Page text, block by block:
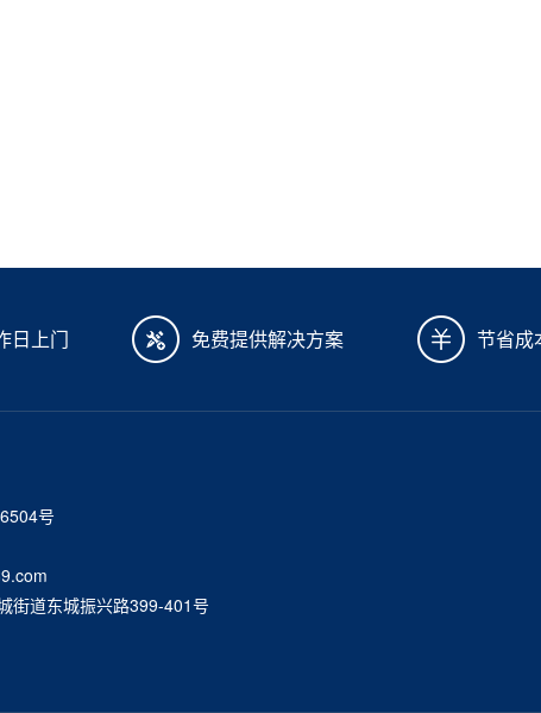
日上门 免费提供解决方案 节省成
号
街道东城振兴路399-401号